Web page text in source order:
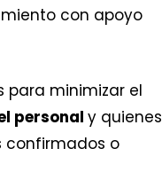
con apoyo
para minimizar el
personal y quienes
confirmados o